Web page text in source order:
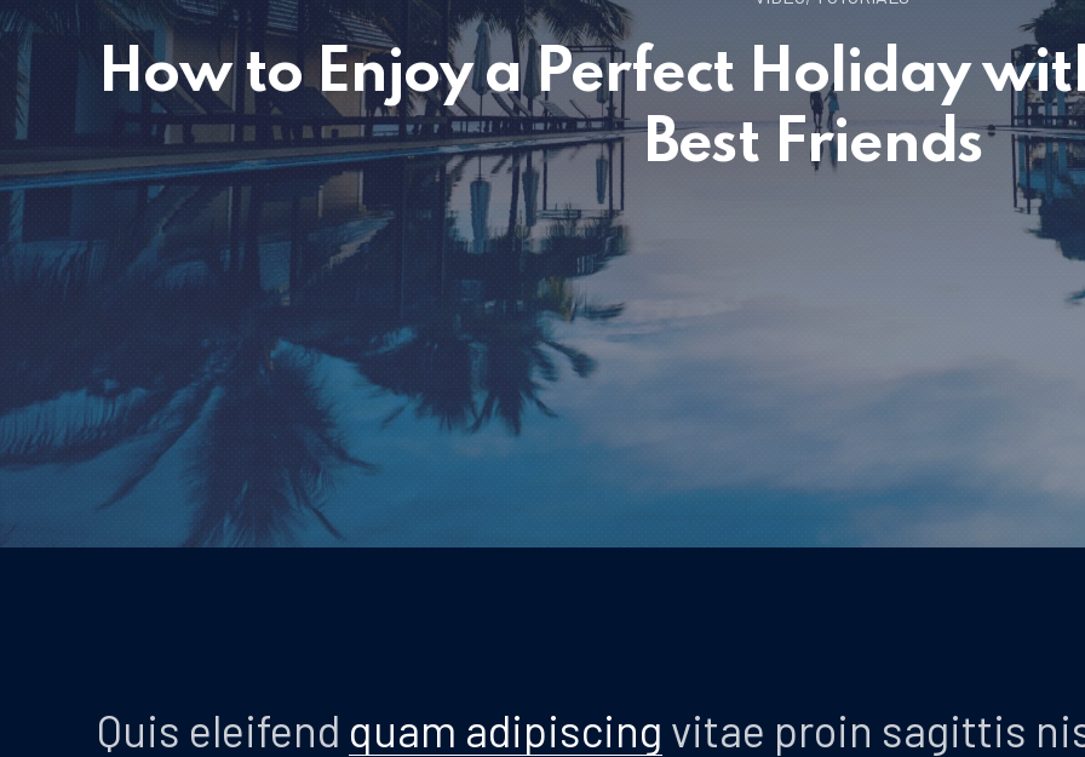
How to Enjoy a Perfect Holiday
Best Friends
Quis eleifend quam adipiscing vitae proin sagittis